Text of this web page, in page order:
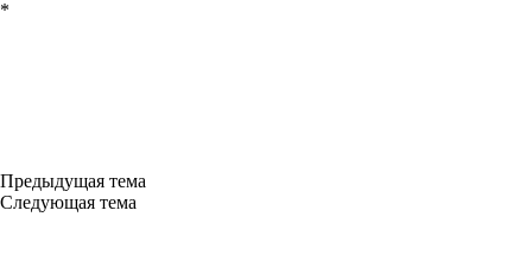
*
Предыдущая тема
Следующая тема